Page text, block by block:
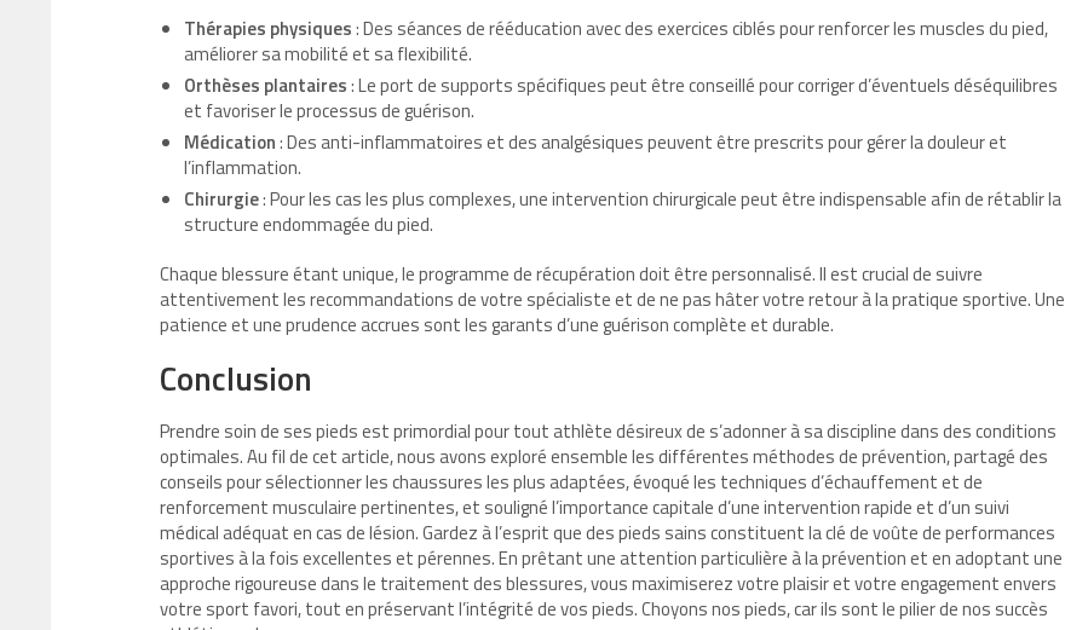
Thérapies physiques: Des séances de rééducation avec des exercices ciblés pour renforcer les muscles du pied,
améliorer sa mobilité et sa flexibilité.
Orthèses plantaires: Le port de supports spécifiques peut être conseillé pour corriger d’éventuels déséquilibres
et favoriser le processus de guérison.
Médication: Des anti-inflammatoires et des analgésiques peuvent être prescrits pour gérer la douleur et
l’inflammation.
Chirurgie: Pour les cas les plus complexes, une intervention chirurgicale peut être indispensable afin de rétablir la
structure endommagée du pied.
Chaque blessure étant unique, le programme de récupération doit être personnalisé. Il est crucial de suivre
attentivement les recommandations de votre spécialiste et de ne pas hâter votre retour à la pratique sportive. Une
patience et une prudence accrues sont les garants d’une guérison complète et durable.
Conclusion
Prendre soin de ses pieds est primordial pour tout athlète désireux de s’adonner à sa discipline dans des conditions
optimales. Au fil de cet article, nous avons exploré ensemble les différentes méthodes de prévention, partagé des
conseils pour sélectionner les chaussures les plus adaptées, évoqué les techniques d’échauffement et de
renforcement musculaire pertinentes, et souligné l’importance capitale d’une intervention rapide et d’un suivi
médical adéquat en cas de lésion. Gardez à l’esprit que des pieds sains constituent la clé de voûte de performances
sportives à la fois excellentes et pérennes. En prêtant une attention particulière à la prévention et en adoptant une
approche rigoureuse dans le traitement des blessures, vous maximiserez votre plaisir et votre engagement envers
votre sport favori, tout en préservant l’intégrité de vos pieds. Choyons nos pieds, car ils sont le pilier de nos succès